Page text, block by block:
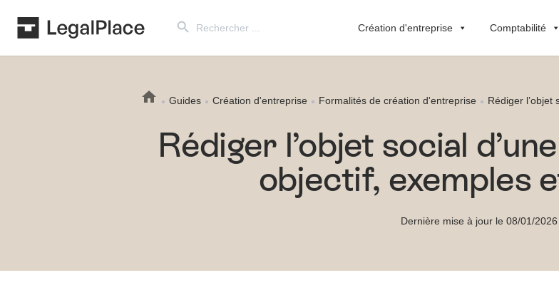
for:
Création d'entreprise Comptabilité
Guides Création d'entreprise Formalités de création d'entreprise Rédiger l’objet
Rédiger l’objet social
objectif, exemples
Dernière mise à jour le 08/01/2026